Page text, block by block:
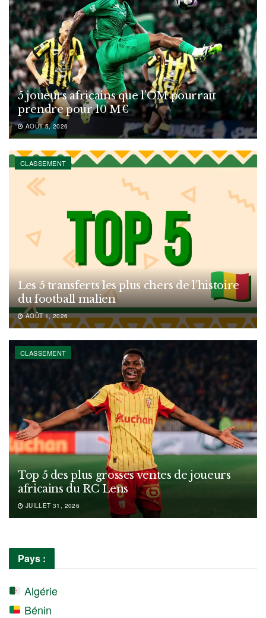
5 joueurs africains que l’OM pourrait
prendre pour 10 M€
AOÛT 5, 2026
CLASSEMENT
Les 5 transferts les plus chers de l’histoire
du football malien
AOÛT 1, 2026
CLASSEMENT
Top 5 des plus grosses ventes de joueurs
africains du RC Lens
JUILLET 31, 2026
Pays :
Algérie
Bénin